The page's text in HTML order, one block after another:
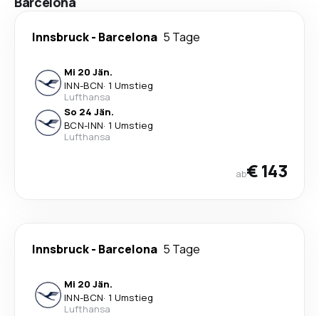
Innsbruck- Barcelona 5 Tage
Mi 20 Jän.
INN-BCN· 1 Umstieg
Lufthansa
So 24 Jän.
BCN-INN· 1 Umstieg
Lufthansa
ab€ 143
Innsbruck- Barcelona 5 Tage
Mi 20 Jän.
INN-BCN· 1 Umstieg
Lufthansa